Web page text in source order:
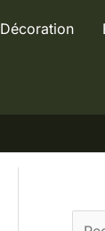
Décoration
r
h